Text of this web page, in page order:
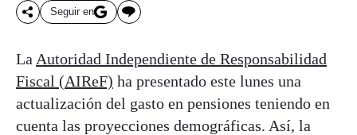
Seguir en
La Autoridad Independiente de Responsabilidad
Fiscal (AIReF) ha presentado este lunes una
actualización del gasto en pensiones teniendo en
cuenta las proyecciones demográficas. Así, la